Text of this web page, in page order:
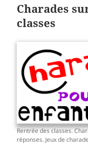
Charades
classes
Rentrée des classes.
réponses. Jeux de